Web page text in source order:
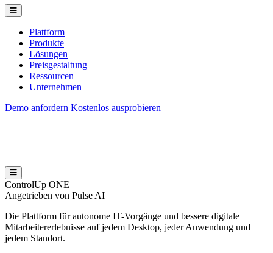
Plattform
Produkte
Lösungen
Preisgestaltung
Ressourcen
Unternehmen
Demo anfordern Kostenlos ausprobieren
ControlUp ONE
Angetrieben von Pulse AI
Die Plattform für autonome IT-Vorgänge und bessere digitale
Mitarbeitererlebnisse auf jedem Desktop, jeder Anwendung und
jedem Standort.